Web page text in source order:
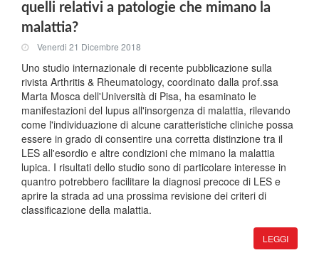
quelli relativi a patologie che mimano la
malattia?
Venerdi 21 Dicembre 2018
Uno studio internazionale di recente pubblicazione sulla
rivista Arthritis & Rheumatology, coordinato dalla prof.ssa
Marta Mosca dell'Università di Pisa, ha esaminato le
manifestazioni del lupus all'insorgenza di malattia, rilevando
come l'individuazione di alcune caratteristiche cliniche possa
essere in grado di consentire una corretta distinzione tra il
LES all'esordio e altre condizioni che mimano la malattia
lupica. I risultati dello studio sono di particolare interesse in
quantro potrebbero facilitare la diagnosi precoce di LES e
aprire la strada ad una prossima revisione dei criteri di
classificazione della malattia.
LEGGI